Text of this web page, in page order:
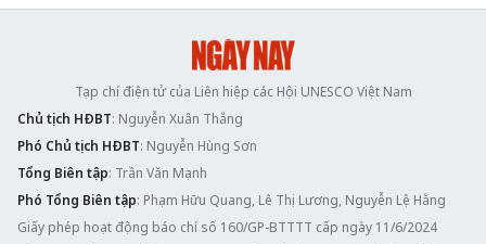
Tạp chí điện tử của Liên hiệp các Hội UNESCO Việt Nam
Chủ tịch HĐBT: Nguyễn Xuân Thắng
Phó Chủ tịch HĐBT: Nguyễn Hùng Sơn
Tổng Biên tập: Trần Văn Mạnh
Phó Tổng Biên tập: Phạm Hữu Quang, Lê Thị Lương, Nguyễn Lệ Hằng
Giấy phép hoạt động báo chí số 160/GP-BTTTT cấp ngày 11/6/2024